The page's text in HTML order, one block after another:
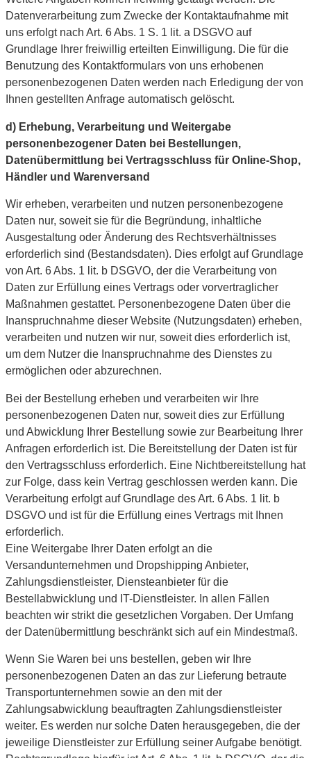
Datenverarbeitung zum Zwecke der Kontaktaufnahme mit
uns erfolgt nach Art. 6 Abs. 1 S. 1 lit. a DSGVO auf
Grundlage Ihrer freiwillig erteilten Einwilligung. Die für die
Benutzung des Kontaktformulars von uns erhobenen
personenbezogenen Daten werden nach Erledigung der von
Ihnen gestellten Anfrage automatisch gelöscht.
d) Erhebung, Verarbeitung und Weitergabe
personenbezogener Daten bei Bestellungen,
Datenübermittlung bei Vertragsschluss für Online-Shop,
Händler und Warenversand
Wir erheben, verarbeiten und nutzen personenbezogene
Daten nur, soweit sie für die Begründung, inhaltliche
Ausgestaltung oder Änderung des Rechtsverhältnisses
erforderlich sind (Bestandsdaten). Dies erfolgt auf Grundlage
von Art. 6 Abs. 1 lit. b DSGVO, der die Verarbeitung von
Daten zur Erfüllung eines Vertrags oder vorvertraglicher
Maßnahmen gestattet. Personenbezogene Daten über die
Inanspruchnahme dieser Website (Nutzungsdaten) erheben,
verarbeiten und nutzen wir nur, soweit dies erforderlich ist,
um dem Nutzer die Inanspruchnahme des Dienstes zu
ermöglichen oder abzurechnen.
Bei der Bestellung erheben und verarbeiten wir Ihre
personenbezogenen Daten nur, soweit dies zur Erfüllung
und Abwicklung Ihrer Bestellung sowie zur Bearbeitung Ihrer
Anfragen erforderlich ist. Die Bereitstellung der Daten ist für
den Vertragsschluss erforderlich. Eine Nichtbereitstellung hat
zur Folge, dass kein Vertrag geschlossen werden kann. Die
Verarbeitung erfolgt auf Grundlage des Art. 6 Abs. 1 lit. b
DSGVO und ist für die Erfüllung eines Vertrags mit Ihnen
erforderlich.
Eine Weitergabe Ihrer Daten erfolgt an die
Versandunternehmen und Dropshipping Anbieter,
Zahlungsdienstleister, Diensteanbieter für die
Bestellabwicklung und IT-Dienstleister. In allen Fällen
beachten wir strikt die gesetzlichen Vorgaben. Der Umfang
der Datenübermittlung beschränkt sich auf ein Mindestmaß.
Wenn Sie Waren bei uns bestellen, geben wir Ihre
personenbezogenen Daten an das zur Lieferung betraute
Transportunternehmen sowie an den mit der
Zahlungsabwicklung beauftragten Zahlungsdienstleister
weiter. Es werden nur solche Daten herausgegeben, die der
jeweilige Dienstleister zur Erfüllung seiner Aufgabe benötigt.